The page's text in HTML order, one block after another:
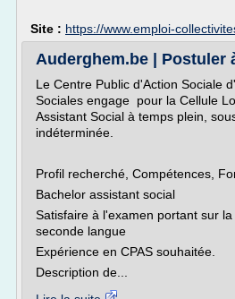
Site : https://www.emploi-
Auderghem.be | Postuler
Le Centre Public d'Action Sociale
Sociales engage pour la Cellule
Assistant Social à temps plein,
indéterminée.
Profil recherché, Compétences,
Bachelor assistant social
Satisfaire à l'examen portant sur
seconde langue
Expérience en CPAS souhaitée.
Description de...